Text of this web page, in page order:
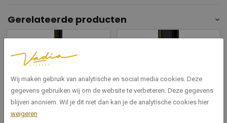
Gerelateerde producten
0327/277
Epoque zwart/goud bies 20
0326/277
Wij maken gebruik van analytische en social media cookies. Deze
gegevens gebruiken wij om de website te verbeteren. Deze gegevens
blijven anoniem. Wil je dit niet dan kan je de analytische cookies hier
weigeren